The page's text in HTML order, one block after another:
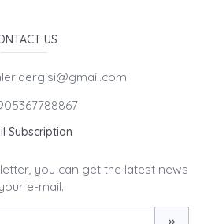
US
Subscription
you can get the latest news
e-mail.